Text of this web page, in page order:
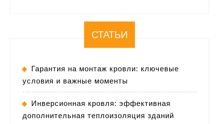
СТАТЬИ
Гарантия на монтаж кровли: ключевые
условия и важные моменты
Инверсионная кровля: эффективная
дополнительная теплоизоляция зданий